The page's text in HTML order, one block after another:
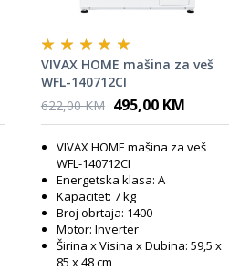
VIVAX HOME mašina za veš
WFL-140712CI
622,00 KM 495,00 KM
VIVAX HOME mašina za veš
WFL-140712CI
Energetska klasa: A
Kapacitet: 7 kg
Broj obrtaja: 1400
Motor: Inverter
Širina x Visina x Dubina: 59,5 x
85 x 48 cm